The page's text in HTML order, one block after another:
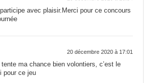
avec plaisir.Merci pour ce concours
20 décembre 2020 à 17:01
tente ma chance bien volontiers, c’est le
pour ce jeu